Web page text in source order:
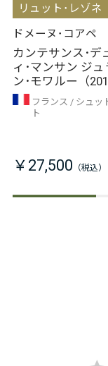
リュット･レゾネ
ドメーヌ･コアペ
カンテサンス･デ
ィ･マンサン ジュ
ン･モワルー（
フランス
シュッ
ト
￥27,500